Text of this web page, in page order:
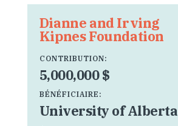
Dianne and Irving
Kipnes Foundation
CONTRIBUTION:
5,000,000 $
BÉNÉFICIAIRE:
University of Alberta